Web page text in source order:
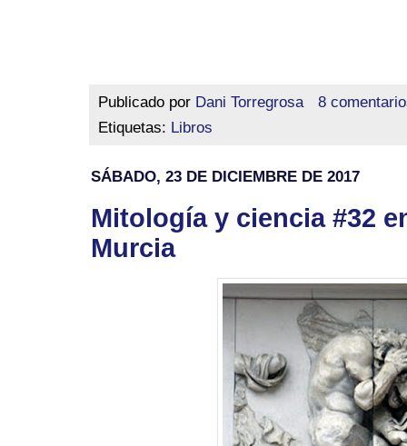
Publicado por Dani Torregrosa
8
Etiquetas: Libros
SÁBADO, 23 DE DICIEMBRE DE 2017
Mitología y ciencia #32
Murcia